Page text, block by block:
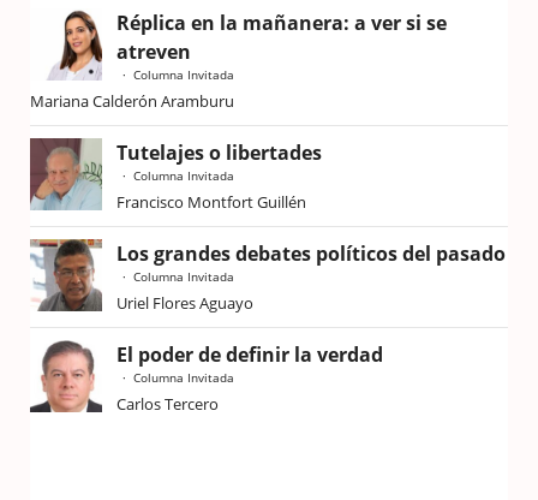
Réplica en la mañanera: a ver si se
atreven
Columna Invitada
Mariana Calderón Aramburu
Tutelajes o libertades
Columna Invitada
Francisco Montfort Guillén
Los grandes debates políticos del pasado
Columna Invitada
Uriel Flores Aguayo
El poder de definir la verdad
Columna Invitada
Carlos Tercero